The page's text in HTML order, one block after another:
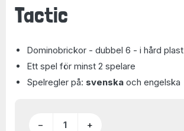
Tactic
Dominobrickor - dubbel 6 - i hård plast
Ett spel för minst 2 spelare
Spelregler på: svenska och engelska
− +